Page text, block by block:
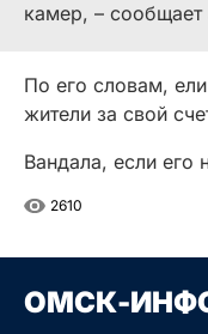
камер, – сообщает
По его словам,
жители за свой
Вандала, если его
2610
ОМСК-